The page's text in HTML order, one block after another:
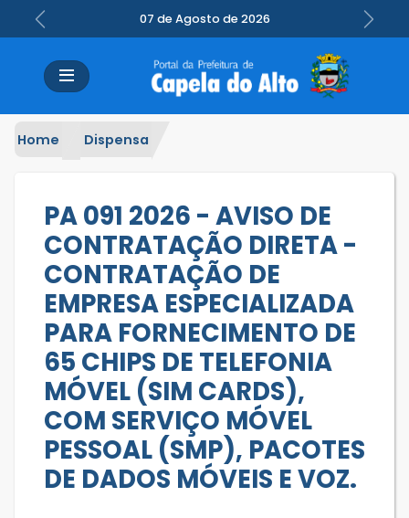
07 de Agosto de 2026
Previous Next
Home Dispensa
PA 091 2026 - AVISO DE
CONTRATAÇÃO DIRETA -
CONTRATAÇÃO DE
EMPRESA ESPECIALIZADA
PARA FORNECIMENTO DE
65 CHIPS DE TELEFONIA
MÓVEL (SIM CARDS),
COM SERVIÇO MÓVEL
PESSOAL (SMP), PACOTES
DE DADOS MÓVEIS E VOZ.